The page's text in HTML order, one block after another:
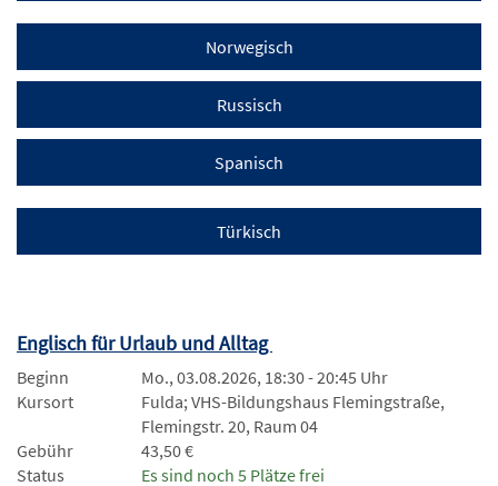
Norwegisch
Russisch
Spanisch
Türkisch
Englisch für Urlaub und Alltag
Beginn
Mo., 03.08.2026, 18:30 - 20:45 Uhr
Kursort
Fulda; VHS-Bildungshaus Flemingstraße,
Flemingstr. 20, Raum 04
Gebühr
43,50 €
Status
Es sind noch 5 Plätze frei